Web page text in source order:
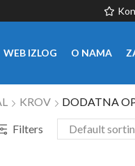
WEB IZLOG O NAMA
KROV DODATNA
Filters